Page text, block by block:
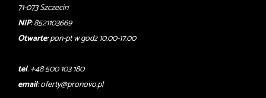
71-073 Szczecin
NIP: 8521103669
Otwarte: pon-pt w godz 10.00-17.00
tel. +48 500 103 180
email:oferty@pronovo.pl